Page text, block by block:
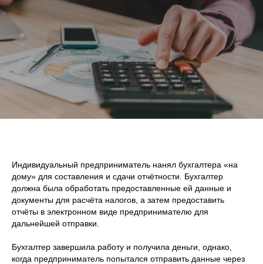
Индивидуальный предприниматель нанял бухгалтера «на
дому» для составления и сдачи отчётности. Бухгалтер
должна была обработать предоставленные ей данные и
документы для расчёта налогов, а затем предоставить
отчёты в электронном виде предпринимателю для
дальнейшей отправки.
Бухгалтер завершила работу и получила деньги, однако,
когда предприниматель попытался отправить данные через